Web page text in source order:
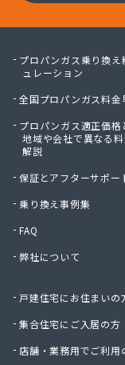
関口産業株式
岩槻液化ガス(
吉岡燃料店
共栄クリーンガ
狭山液化石油ガ
郡店中島商店
江澤商事株式会社
今井商店
佐藤興産株式
坂戸ガス株式会
埼玉ガス販売株
埼玉県南液化瓦
プロパンガス乗り換え
ュレーション
全国プロパンガス料金
プロパンガス適正価格
地域や会社で異なる
解説
保証とアフターサポー
乗り換え事例集
FAQ
弊社について
戸建住宅にお住まいの
集合住宅にご入居の方
店舗・業務用でご利用